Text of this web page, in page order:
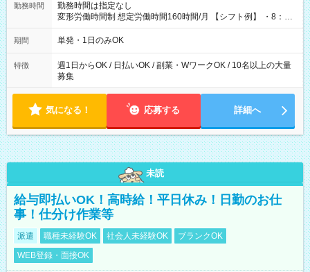
勤務時間
勤務時間は指定なし
変形労働時間制 想定労働時間160時間/月 【シフト例】 ・8：00
～21：00
期間 単発・1日のみOK
特徴
週1日からOK / 日払いOK / 副業・WワークOK / 10名以上の大量
募集
気になる！ 応募する 詳細へ
未読
給与即払いOK！高時給！平日休み！日勤のお仕
事！仕分け作業等
派遣 職種未経験OK 社会人未経験OK
ブランクOK
WEB登録・面接OK